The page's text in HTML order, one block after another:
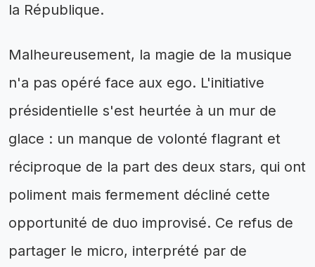
la République.
Malheureusement, la magie de la musique
n'a pas opéré face aux ego. L'initiative
présidentielle s'est heurtée à un mur de
glace : un manque de volonté flagrant et
réciproque de la part des deux stars, qui ont
poliment mais fermement décliné cette
opportunité de duo improvisé. Ce refus de
partager le micro, interprété par de